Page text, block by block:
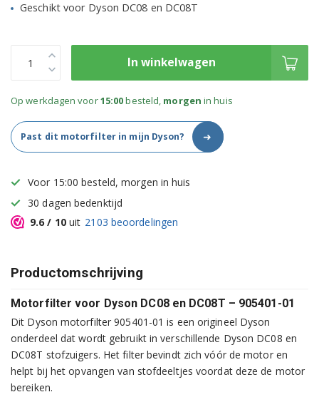
Geschikt voor Dyson DC08 en DC08T
In winkelwagen
Op werkdagen voor15:00besteld, morgen in huis
Past dit motorfilter in mijn Dyson? ➜
Voor 15:00 besteld, morgen in huis
30 dagen bedenktijd
9.6 / 10uit 2103 beoordelingen
Productomschrijving
Motorfilter voor Dyson DC08 en DC08T – 905401-01
Dit Dyson motorfilter 905401-01 is een origineel Dyson
onderdeel dat wordt gebruikt in verschillende Dyson DC08 en
DC08T stofzuigers. Het filter bevindt zich vóór de motor en
helpt bij het opvangen van stofdeeltjes voordat deze de motor
bereiken.